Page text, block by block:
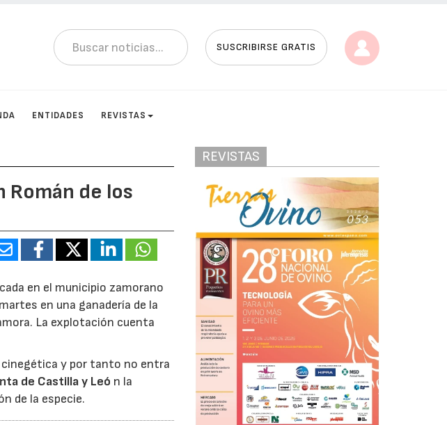
SUSCRIBIRSE GRATIS
ENTIDADES REVISTAS
Román de los
en el municipio zamorano
en una ganadería de la
La explotación cuenta
cinegética y por tanto no entra
de Castilla y Leó n la
de la especie.
REVISTAS